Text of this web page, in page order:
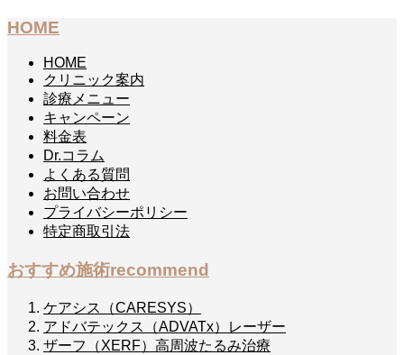
HOME
HOME
クリニック案内
診療メニュー
キャンペーン
料金表
Dr.コラム
よくある質問
お問い合わせ
プライバシーポリシー
特定商取引法
おすすめ施術recommend
ケアシス（CARESYS）
アドバテックス（ADVATx）レーザー
ザーフ（XERF）高周波たるみ治療